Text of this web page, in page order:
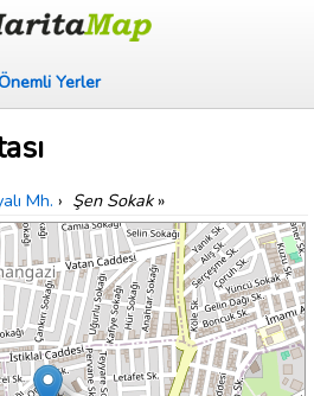
Yerler
Mh. › Şen Sokak»